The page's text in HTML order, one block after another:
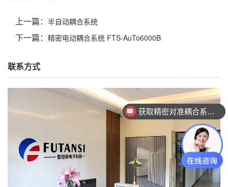
上一篇： 半自动耦合系统
下一篇： 精密电动耦合系统 FTS-AuTo6000B
联系方式
获取精密对准耦合系统技术方案